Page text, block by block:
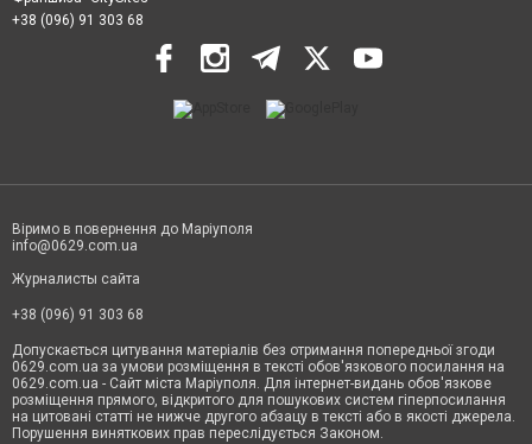
+38 (096) 91 303 68
Віримо в повернення до Маріуполя
info@0629.com.ua
Журналисты сайта
+38 (096) 91 303 68
Допускається цитування матеріалів без отримання попередньої згоди
0629.com.ua за умови розміщення в тексті обов'язкового посилання на
0629.com.ua - Сайт міста Маріуполя. Для інтернет-видань обов'язкове
розміщення прямого, відкритого для пошукових систем гіперпосилання
на цитовані статті не нижче другого абзацу в тексті або в якості джерела.
Порушення виняткових прав переслідується Законом.